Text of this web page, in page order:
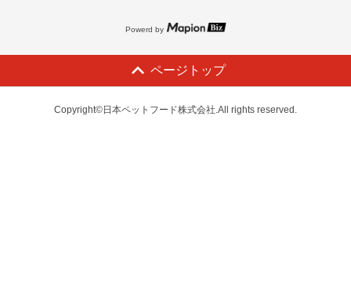
Powerd by
ページトップ
Copyright©日本ペットフード株式会社.All rights reserved.